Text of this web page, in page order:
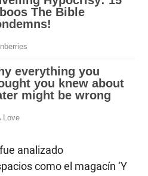
analizado
como el magacín ‘Y